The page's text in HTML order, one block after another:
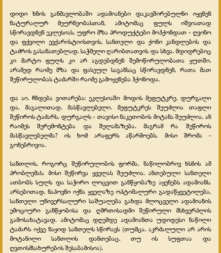
დიდი ხნის განმავლობაში ადამიანები დაკავშირებულნი იყვნენ
ნატურალურ მეურნეობასთან, ამიტომაც ფულს იშვიათად
სწირავდნენ ეკლესიას. უფრო მზა პროდუქტები მოჰქონდათ - ღვინო
და ფქვილი ევქარისტიისთვის, სანთელი და ქონი კანდლების და
ტაძრის გასანათებლად, საჭმელი ღარიბთათვის და სხვა. მდიდრებიც
კი მარტო ფულს კი არ აგდებდნენ შემოწირულობათა ყუთში,
არამედ რაიმე მზა და ფასეულ საგანსაც სწირავდნენ, რათა მათ
შეწირულობას ტაძარში რაიმე გამოყენება ჰქონოდა.
და აი, ჩნდება ვითარება: ეკლესიაში მოდის მეფუტკრე, დურგალი
და, მაგალითად, მასწავლებელი. მეფუტკრეს შეუძლია თაფლი
შეწიროს ტაძარს, დურგალს - თავისი ნაკეთობის მიტანა შეუძლია, ან
რაიმეს შერემონტება და შელამაზება. მაგრამ რა შეწიროს
მასწავლებელმა? ის ხომ არაფერს აწარმოებს. მისი შრომა -
გონებრივია.
სანთლის, როგორც შეწირულობის ფორმა, ნაწილობრივ ხსნის ამ
პრობლემას. მისი შეწირვა ყველას შეუძლია. ანთებული სანთელი
ათბობს სულს და საჭირო ლოცვით განწყობაზე აყენებს ადამიანს.
არსებითად, ნაპოვნი იქნა ყველაზე ოპტიმალური გადაწყვეტილება,
სანთელი უნივერსალური საშუალება გახდა მლოცველი ადამიანის
ემოციური განწყობისა და ღმრთისადმი შეწირული მსხვერპლის
გამოსახატავად. ამიტომაც დღემდე ადამიანთა უდიდესი ნაწილი
ტაძარს იქვე ნაყიდ სანთელს სწირავს (თუმცა, აკრძალული არ არის
მოტანილი სანთლის დანთებაც, თუ ის სუფთაა და
ღვთისმსახურების შესაბამისია).